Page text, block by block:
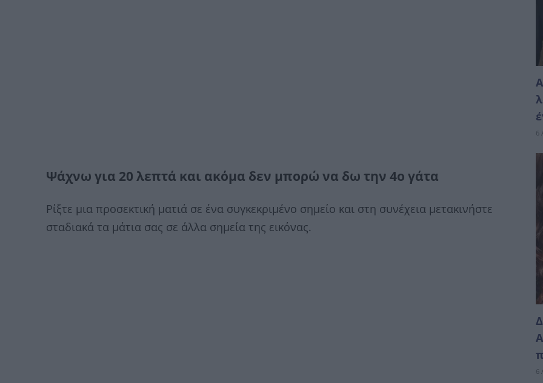
Ψάχνω για 20 λεπτά και ακόμα δεν μπορώ να δω την 4ο γάτα
Ρίξτε μια προσεκτική ματιά σε ένα συγκεκριμένο σημείο και στη συνέχεια μετακινήστε
σταδιακά τα μάτια σας σε άλλα σημεία της εικόνας.
6
6